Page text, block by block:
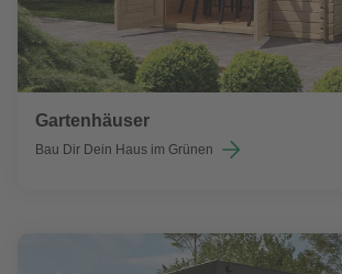
Gartenhäuser
Bau Dir Dein Haus im Grünen